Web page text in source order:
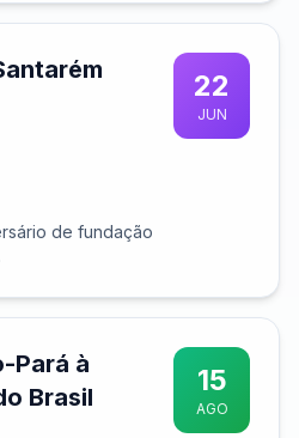
de fundação
22
JUN
Pará à
Brasil
15
AGO